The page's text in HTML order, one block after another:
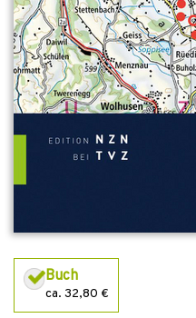
Buch
ca. 32,80 €